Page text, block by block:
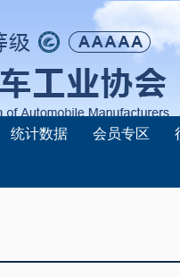
统计数据 会员专区